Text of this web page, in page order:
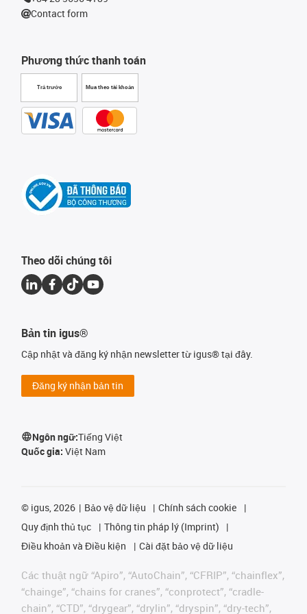
Phương thức thanh toán
Trả trước Mua theo tài khoản
Contact form
Theo dõi chúng tôi
Bản tin igus®
Cập nhật và đăng ký nhận newsletter từ igus® tại đây.
Đăng ký nhận bản tin
Ngôn ngữ:Tiếng Việt
Quốc gia: Việt Nam
© igus, 2026 Bảo vệ dữ liệu
Chính sách cookie
Quy định thủ tục
Thông tin pháp lý (Imprint)
Điều khoản và Điều kiện
Cài đặt bảo vệ dữ liệu
Các thuật ngữ “Apiro”, “AutoChain”, “CFRIP”, “chainflex”,
“chainge”, “chains for cranes”, “conprotect”, “cradle-
chain”, “CTD”, “drygear”, “drylin”, “dryspin”, “dry-tech”,